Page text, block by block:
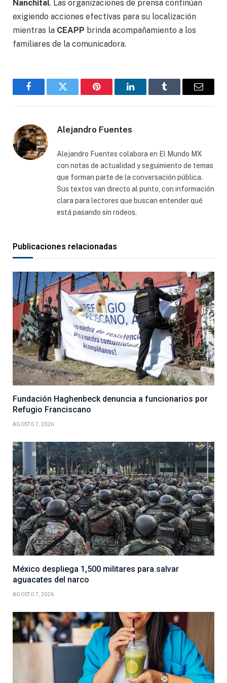
Nanchital. Las organizaciones de prensa continúan
exigiendo acciones efectivas para su localización
mientras la CEAPP brinda acompañamiento a los
familiares de la comunicadora.
FacebookGorjeo Pinterest LinkedInTumblr
Correo
Alejandro Fuentes
Alejandro Fuentes colabora en El Mundo MX
con notas de actualidad y seguimiento de temas
que forman parte de la conversación pública.
Sus textos van directo al punto, con información
clara para lectores que buscan entender qué
está pasando sin rodeos.
Publicaciones relacionadas
Fundación Haghenbeck denuncia a funcionarios por
Refugio Franciscano
AGOSTO 7, 2026
México despliega 1,500 militares para salvar
aguacates del narco
AGOSTO 7, 2026